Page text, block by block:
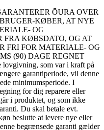
ŌURA OVER
KØBER, AT NYE
OG
FRA KØBSDATO, OG AT
FRI FOR MATERIALE- OG
(90) DAGE REGNET
som var i kraft på
garantiperiode, vil denne
minimumsperiode. I
for dig reparere eller
i produktet, og som ikke
Du skal betale evt.
beslutte at levere nye eller
begrænsede garanti gælder